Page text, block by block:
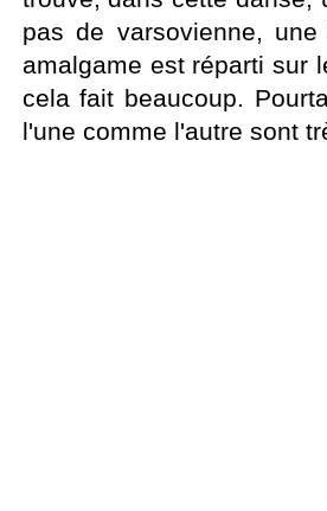
pas de varsovienne,
amalgame est réparti sur
cela fait beaucoup.
l'une comme l'autre sont